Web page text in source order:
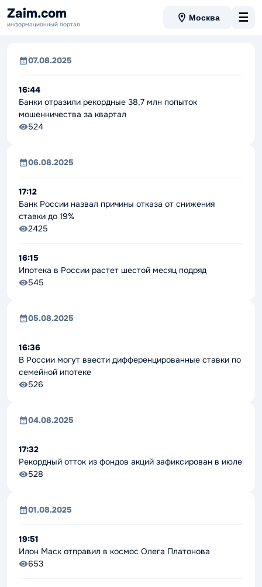
Zaim.com
информационный портал
Москва ☰
Новости рынка - страница 26
07.08.2025
16:44
Банки отразили рекордные 38,7 млн попыток
мошенничества за квартал
524
06.08.2025
17:12
Банк России назвал причины отказа от снижения
ставки до 19%
2425
16:15
Ипотека в России растет шестой месяц подряд
545
05.08.2025
16:36
В России могут ввести дифференцированные ставки по
семейной ипотеке
526
04.08.2025
17:32
Рекордный отток из фондов акций зафиксирован в июле
528
01.08.2025
19:51
Илон Маск отправил в космос Олега Платонова
653